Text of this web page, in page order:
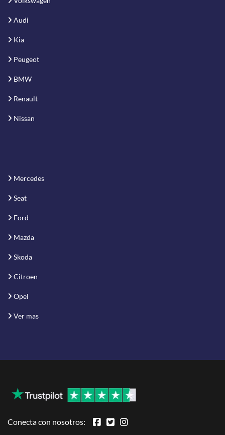
Audi
Kia
Peugeot
BMW
Renault
Nissan
Mercedes
Seat
Ford
Mazda
Skoda
Citroen
Opel
Ver mas
Conecta con nosotros: